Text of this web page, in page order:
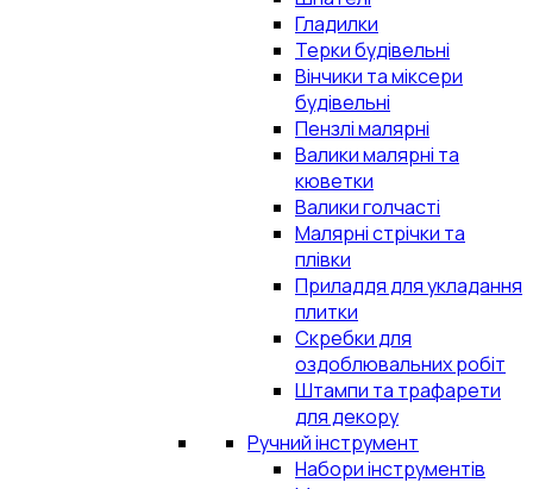
Гладилки
Терки будівельні
Вінчики та міксери
будівельні
Пензлі малярні
Валики малярні та
кюветки
Валики голчасті
Малярні стрічки та
плівки
Приладдя для укладання
плитки
Скребки для
оздоблювальних робіт
Штампи та трафарети
для декору
Ручний інструмент
Набори інструментів